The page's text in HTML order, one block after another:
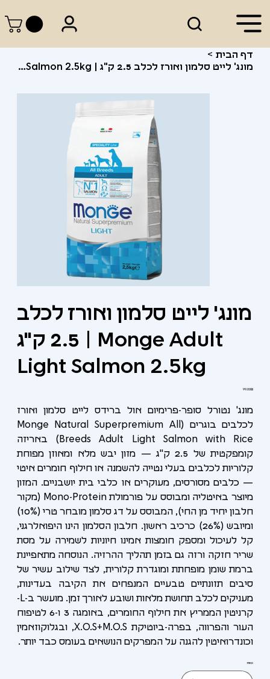
דף הבית >
מונג' לייט סלמון ואורז לכלב 2.5 ק"ג | Monge Adult Light Salmon 2.5kg
מונג' לייט סלמון ואורז לכלב
2.5 ק"ג | Monge Adult
Light Salmon 2.5kg
מחיר‏99.00 ‏₪
מונג' נטורל סופר-פרימיום אול ברידס לייט סלמון ואורז
לכלבים בוגרים (Monge Natural Superpremium All
Breeds Adult Light Salmon with Rice) באריזה
קומפקטית של 2.5 ק"ג — מזון יבש מלא ומאוזן מפוחת
קלוריות לכלבים בעלי נטייה להשמנה או חילוף חומרים איטי
— כלבים מסורסים, מעוקרים או כלבי בית יושבניים. המזון
מיוצר באיטליה ומבוסס על פורמולת Mono-Protein (מקור
חלבון יחיד מן החי), המבוסס על דג סלמון מובחר טרי (10%)
ומיובש (26%) כרכיב ראשון. חלבון הסלמון הינו היפואלרגני,
קל לעיכול ומספק חומצות אמינו חיוניות לשמירה על מסת
שריר חזקה ורזה גם בזמן תהליך ההרזיה. הנוסחה מתאפיינת
ברמת שומן מופחתת ומוגדרת קלורית, לצד שילוב עשיר של
סיבים תזונתיים טבעיים המנפחים את הקיבה בעדינות,
מעניקים לכלב תחושת מלאות ושובע לאורך זמן. מועשר ב-L-
קרניטין הממריץ את חילוף החומרים, באומגה 3 ו-6 לטיפוח
העור והפרווה, בפרה-ביוטיקת X.O.S+M.O.S, ובגלוקוזאמין
וכונדרואיטין להגנה על המפרקים הנושאים בעומס כבד יותר.
כמות